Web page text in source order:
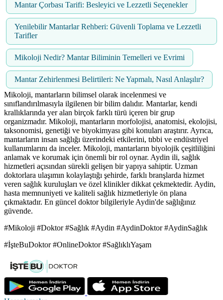
Mantar Çorbası Tarifi: Besleyici ve Lezzetli Seçenekler
Yenilebilir Mantarlar Rehberi: Güvenli Toplama ve Lezzetli
Tarifler
Mikoloji Nedir? Mantar Biliminin Temelleri ve Evrimi
Mantar Zehirlenmesi Belirtileri: Ne Yapmalı, Nasıl Anlaşılır?
Mikoloji, mantarların bilimsel olarak incelenmesi ve
sınıflandırılmasıyla ilgilenen bir bilim dalıdır. Mantarlar, kendi
krallıklarında yer alan birçok farklı türü içeren bir grup
organizmadır. Mikoloji, mantarların morfolojisi, anatomisi, ekolojisi,
taksonomisi, genetiği ve biyokimyası gibi konuları araştırır. Ayrıca,
mantarların insan sağlığı üzerindeki etkilerini, tıbbi ve endüstriyel
kullanımlarını da inceler. Mikoloji, mantarların biyolojik çeşitliliğini
anlamak ve korumak için önemli bir rol oynar. Aydin ili, sağlık
hizmetleri açısından sürekli gelişen bir yapıya sahiptir. Uzman
doktorlara ulaşımın kolaylaştığı şehirde, farklı branşlarda hizmet
veren sağlık kuruluşları ve özel klinikler dikkat çekmektedir. Aydin,
hasta memnuniyeti ve kaliteli sağlık hizmetleriyle ön plana
çıkmaktadır. En güncel doktor bilgileriyle Aydin'de sağlığınız
güvende.
#Mikoloji #Doktor #Sağlık #Aydin #AydinDoktor #AydinSağlık
#İşteBuDoktor #OnlineDoktor #SağlıklıYaşam